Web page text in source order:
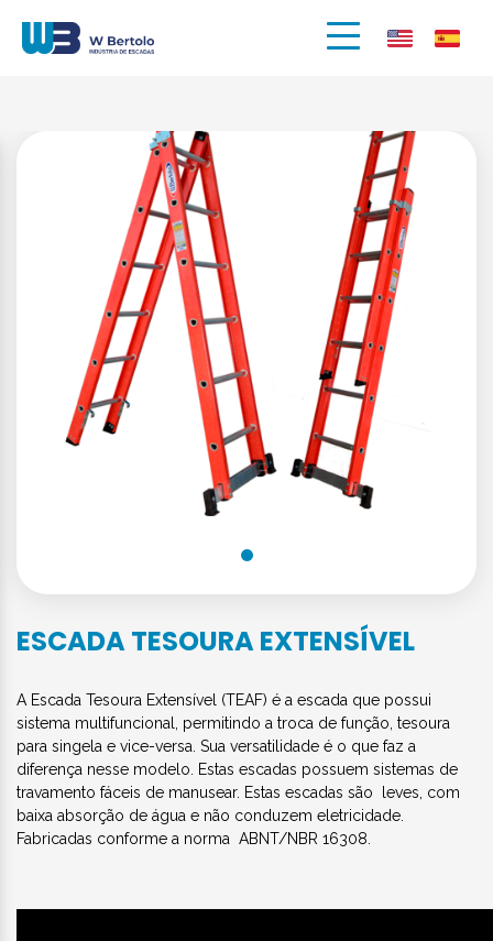
ESCADA TESOURA EXTENSÍVEL
A Escada Tesoura Extensível (TEAF) é a escada que possui
sistema multifuncional, permitindo a troca de função, tesoura
para singela e vice-versa. Sua versatilidade é o que faz a
diferença nesse modelo. Estas escadas possuem sistemas de
travamento fáceis de manusear. Estas escadas são leves, com
baixa absorção de água e não conduzem eletricidade.
Fabricadas conforme a norma ABNT/NBR 16308.